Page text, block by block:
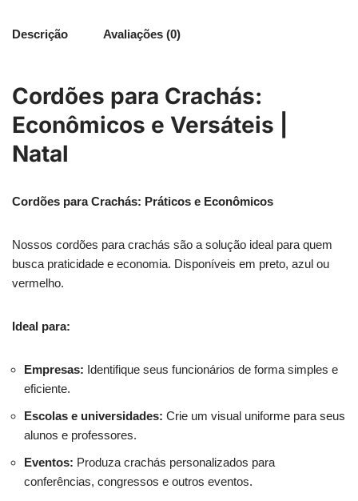
Descrição Avaliações (0)
Cordões para Crachás:
Econômicos e Versáteis |
Natal
Cordões para Crachás: Práticos e Econômicos
Nossos cordões para crachás são a solução ideal para quem
busca praticidade e economia. Disponíveis em preto, azul ou
vermelho.
Ideal para:
Empresas: Identifique seus funcionários de forma simples e
eficiente.
Escolas e universidades: Crie um visual uniforme para seus
alunos e professores.
Eventos: Produza crachás personalizados para
conferências, congressos e outros eventos.